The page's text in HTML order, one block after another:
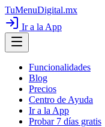
TuMenuDigital.mx
Ir a la App
Funcionalidades
Blog
Precios
Centro de Ayuda
Ir a la App
Probar 7 días gratis